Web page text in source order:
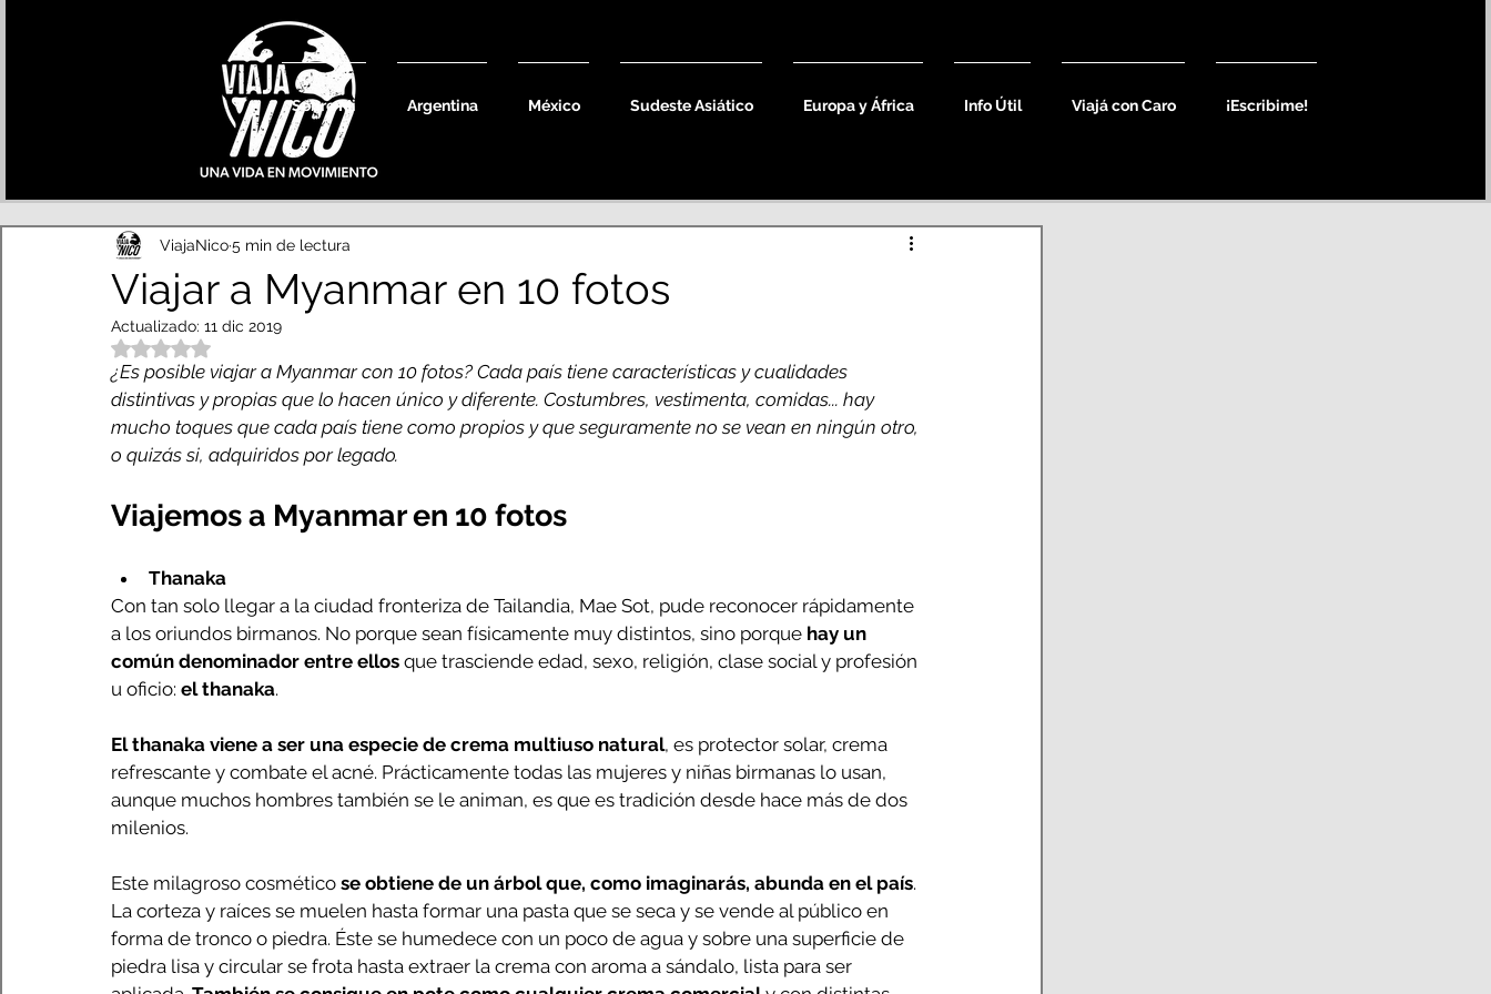
Sobre Mi Argentina México Sudeste Asiático Europa y África Info Útil Viajá con Caro ¡Escribime!
Viajar a Myanmar en 10 fotos
ViajaNico5 min de lectura
Actualizado: 11 dic 2019
Obtuvo NaN de 5 estrellas.
¿Es posible viajar a Myanmar con 10 fotos? Cada país tiene características y cualidades
distintivas y propias que lo hacen único y diferente. Costumbres, vestimenta, comidas... hay
mucho toques que cada país tiene como propios y que seguramente no se vean en ningún otro,
o quizás si, adquiridos por legado.
Viajemos a Myanmar en 10 fotos
Thanaka
Con tan solo llegar a la ciudad fronteriza de Tailandia, Mae Sot, pude reconocer rápidamente
a los oriundos birmanos. No porque sean físicamente muy distintos, sino porque hay un
común denominador entre ellos que trasciende edad, sexo, religión, clase social y profesión
u oficio: el thanaka.
El thanaka viene a ser una especie de crema multiuso natural, es protector solar, crema
refrescante y combate el acné. Prácticamente todas las mujeres y niñas birmanas lo usan,
aunque muchos hombres también se le animan, es que es tradición desde hace más de dos
milenios.
Este milagroso cosmético se obtiene de un árbol que, como imaginarás, abunda en el país.
La corteza y raíces se muelen hasta formar una pasta que se seca y se vende al público en
forma de tronco o piedra. Éste se humedece con un poco de agua y sobre una superficie de
piedra lisa y circular se frota hasta extraer la crema con aroma a sándalo, lista para ser